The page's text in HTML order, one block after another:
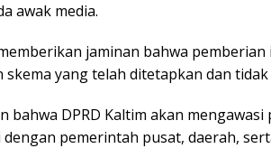
awak media.
jaminan bahwa
skema yang telah ditetapkan dan
bahwa DPRD Kaltim akan
pemerintah pusat, daerah,